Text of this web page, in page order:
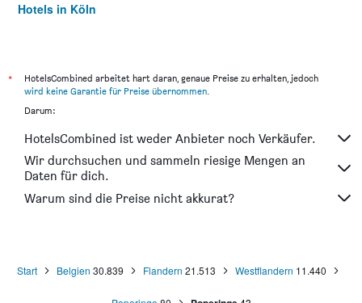
Hotels in Köln
*
HotelsCombined arbeitet hart daran, genaue Preise zu erhalten, jedoch
wird keine Garantie für Preise übernommen.
Darum:
HotelsCombined ist weder Anbieter noch Verkäufer.
Wir durchsuchen und sammeln riesige Mengen an
Daten für dich.
Warum sind die Preise nicht akkurat?
Start Belgien 30.839 Flandern 21.513 Westflandern 11.440